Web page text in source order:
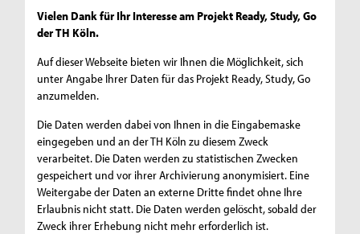
Vielen Dank für Ihr Interesse am Projekt Ready, Study, Go
der TH Köln.
Auf dieser Webseite bieten wir Ihnen die Möglichkeit, sich
unter Angabe Ihrer Daten für das Projekt Ready, Study, Go
anzumelden.
Die Daten werden dabei von Ihnen in die Eingabemaske
eingegeben und an der TH Köln zu diesem Zweck
verarbeitet. Die Daten werden zu statistischen Zwecken
gespeichert und vor ihrer Archivierung anonymisiert. Eine
Weitergabe der Daten an externe Dritte findet ohne Ihre
Erlaubnis nicht statt. Die Daten werden gelöscht, sobald der
Zweck ihrer Erhebung nicht mehr erforderlich ist.